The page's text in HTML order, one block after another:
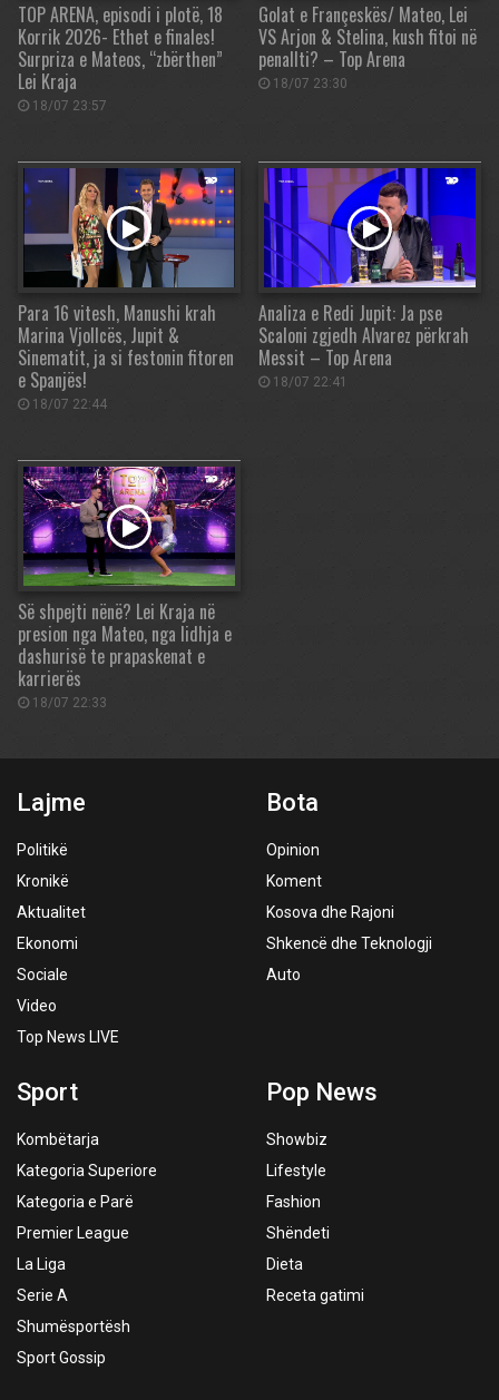
TOP ARENA, episodi i plotë, 18
Korrik 2026- Ethet e finales!
Surpriza e Mateos, “zbërthen”
Lei Kraja
18/07 23:57
Golat e Françeskës/ Mateo, Lei
VS Arjon & Stelina, kush fitoi në
penallti? – Top Arena
18/07 23:30
Para 16 vitesh, Manushi krah
Marina Vjollcës, Jupit &
Sinematit, ja si festonin fitoren
e Spanjës!
18/07 22:44
Analiza e Redi Jupit: Ja pse
Scaloni zgjedh Alvarez përkrah
Messit – Top Arena
18/07 22:41
Së shpejti nënë? Lei Kraja në
presion nga Mateo, nga lidhja e
dashurisë te prapaskenat e
karrierës
18/07 22:33
Lajme
Politikë
Kronikë
Aktualitet
Ekonomi
Sociale
Video
Top News LIVE
Bota
Opinion
Koment
Kosova dhe Rajoni
Shkencë dhe Teknologji
Auto
Sport
Kombëtarja
Kategoria Superiore
Kategoria e Parë
Premier League
La Liga
Serie A
Shumësportësh
Sport Gossip
Pop News
Showbiz
Lifestyle
Fashion
Shëndeti
Dieta
Receta gatimi